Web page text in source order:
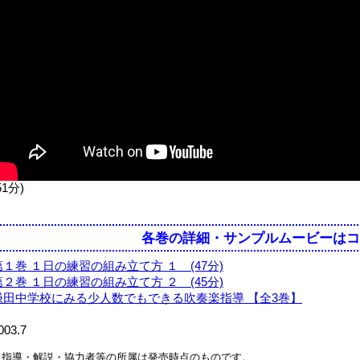
分)
各巻の詳細・サンプルムービーは
１巻 １日の練習の組み立て方 １ (47分)
２巻 １日の練習の組み立て方 ２ (45分)
田中学校にみる少人数でもできる吹奏楽指導 【全3巻】
導・解説・協力者等の所属は発売時点のものです。